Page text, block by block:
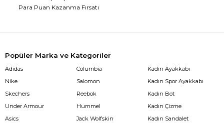
Para Puan Kazanma Fırsatı
Popüler Marka ve Kategoriler
Adidas
Nike
Skechers
Under Armour
Asics
Columbia
Salomon
Reebok
Hummel
Jack Wolfskin
Kadın Ayakkabı
Kadın Spor Ayakkabı
Kadın Bot
Kadın Çizme
Kadın Sandalet